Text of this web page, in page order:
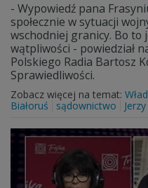
- Wypowiedź pana
społecznie w sytuacji
wschodniej granicy. Bo to
wątpliwości - powiedział
Polskiego Radia Bartosz
Sprawiedliwości.
Zobacz więcej na temat:
Białoruś
sądownictwo